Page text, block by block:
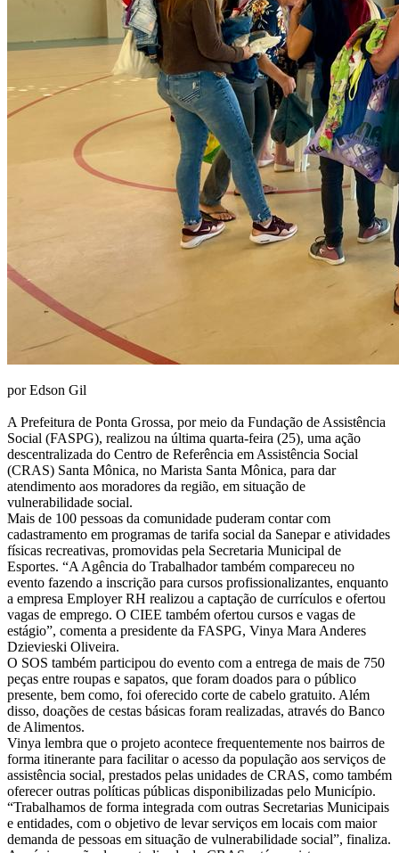
por Edson Gil
A Prefeitura de Ponta Grossa, por meio da Fundação de Assistência
Social (FASPG), realizou na última quarta-feira (25), uma ação
descentralizada do Centro de Referência em Assistência Social
(CRAS) Santa Mônica, no Marista Santa Mônica, para dar
atendimento aos moradores da região, em situação de
vulnerabilidade social.
Mais de 100 pessoas da comunidade puderam contar com
cadastramento em programas de tarifa social da Sanepar e atividades
físicas recreativas, promovidas pela Secretaria Municipal de
Esportes. “A Agência do Trabalhador também compareceu no
evento fazendo a inscrição para cursos profissionalizantes, enquanto
a empresa Employer RH realizou a captação de currículos e ofertou
vagas de emprego. O CIEE também ofertou cursos e vagas de
estágio”, comenta a presidente da FASPG, Vinya Mara Anderes
Dzievieski Oliveira.
O SOS também participou do evento com a entrega de mais de 750
peças entre roupas e sapatos, que foram doados para o público
presente, bem como, foi oferecido corte de cabelo gratuito. Além
disso, doações de cestas básicas foram realizadas, através do Banco
de Alimentos.
Vinya lembra que o projeto acontece frequentemente nos bairros de
forma itinerante para facilitar o acesso da população aos serviços de
assistência social, prestados pelas unidades de CRAS, como também
oferecer outras políticas públicas disponibilizadas pelo Município.
“Trabalhamos de forma integrada com outras Secretarias Municipais
e entidades, com o objetivo de levar serviços em locais com maior
demanda de pessoas em situação de vulnerabilidade social”, finaliza.